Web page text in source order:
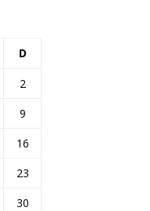
D
2
9
16
23
30